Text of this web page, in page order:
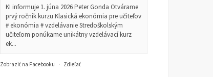
KI informuje 1. júna 2026 Peter Gonda Otvárame
prvý ročník kurzu Klasická ekonómia pre učiteľov
# ekonómia # vzdelávanie Stredoškolským
učiteľom ponúkame unikátny vzdelávací kurz
ek...
Zobraziť na Facebooku · Zdieľať